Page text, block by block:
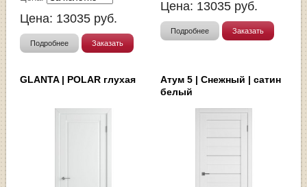
Цена: 13035 руб.
Подробнее Заказать
Цена: 13035 руб.
Подробнее Заказать
GLANTA | POLAR глухая
Атум 5 | Снежный | сатин
белый